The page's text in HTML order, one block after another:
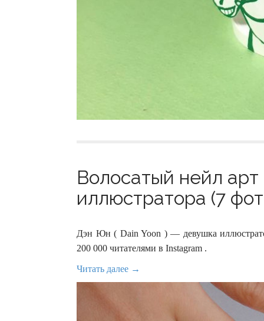
Волосатый нейл арт
иллюстратора (7
Дэн Юн ( Dain Yoon ) — девушка
200 000 читателями в Instagram .
Читать далее →